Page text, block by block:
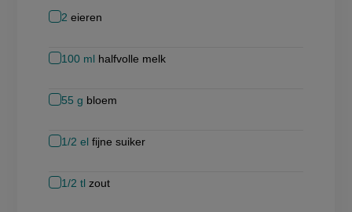
2 eieren
100 ml halfvolle melk
55 g bloem
1/2 el fijne suiker
1/2 tl zout